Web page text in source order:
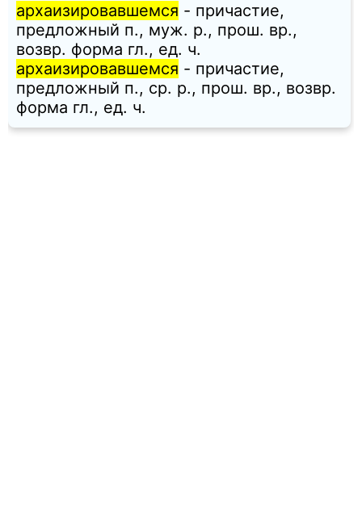
архаизировавшемся - причастие,
предложный п., муж. p., прош. вр.,
возвр. форма гл., ед. ч.
архаизировавшемся - причастие,
предложный п., ср. p., прош. вр., возвр.
форма гл., ед. ч.